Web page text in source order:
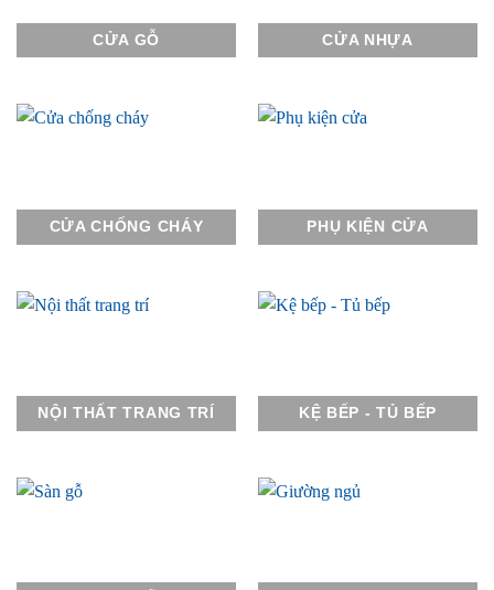
CỬA GỖ CỬA NHỰA
CỬA CHỐNG CHÁY PHỤ KIỆN CỬA
NỘI THẤT TRANG TRÍ KỆ BẾP - TỦ BẾP